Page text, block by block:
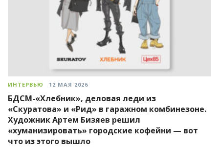
ИНТЕРВЬЮ 12 МАЯ 2026
БДСМ-«Хлебник», деловая леди из
«Скуратова» и «Рид» в гаражном комбинезоне.
Художник Артем Бизяев решил
«хуманизировать» городские кофейни — вот
что из этого вышло